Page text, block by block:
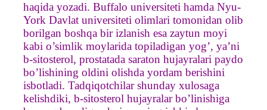
haqida yozadi. Buffalo universiteti hamda Nyu-
York Davlat universiteti olimlari tomonidan olib
borilgan boshqa bir izlanish esa zaytun moyi
kabi o’simlik moylarida topiladigan yog’, ya’ni
b-sitosterol, prostatada saraton hujayralari paydo
bo’lishining oldini olishda yordam berishini
isbotladi. Tadqiqotchilar shunday xulosaga
kelishdiki, b-sitosterol hujayralar bo’linishiga